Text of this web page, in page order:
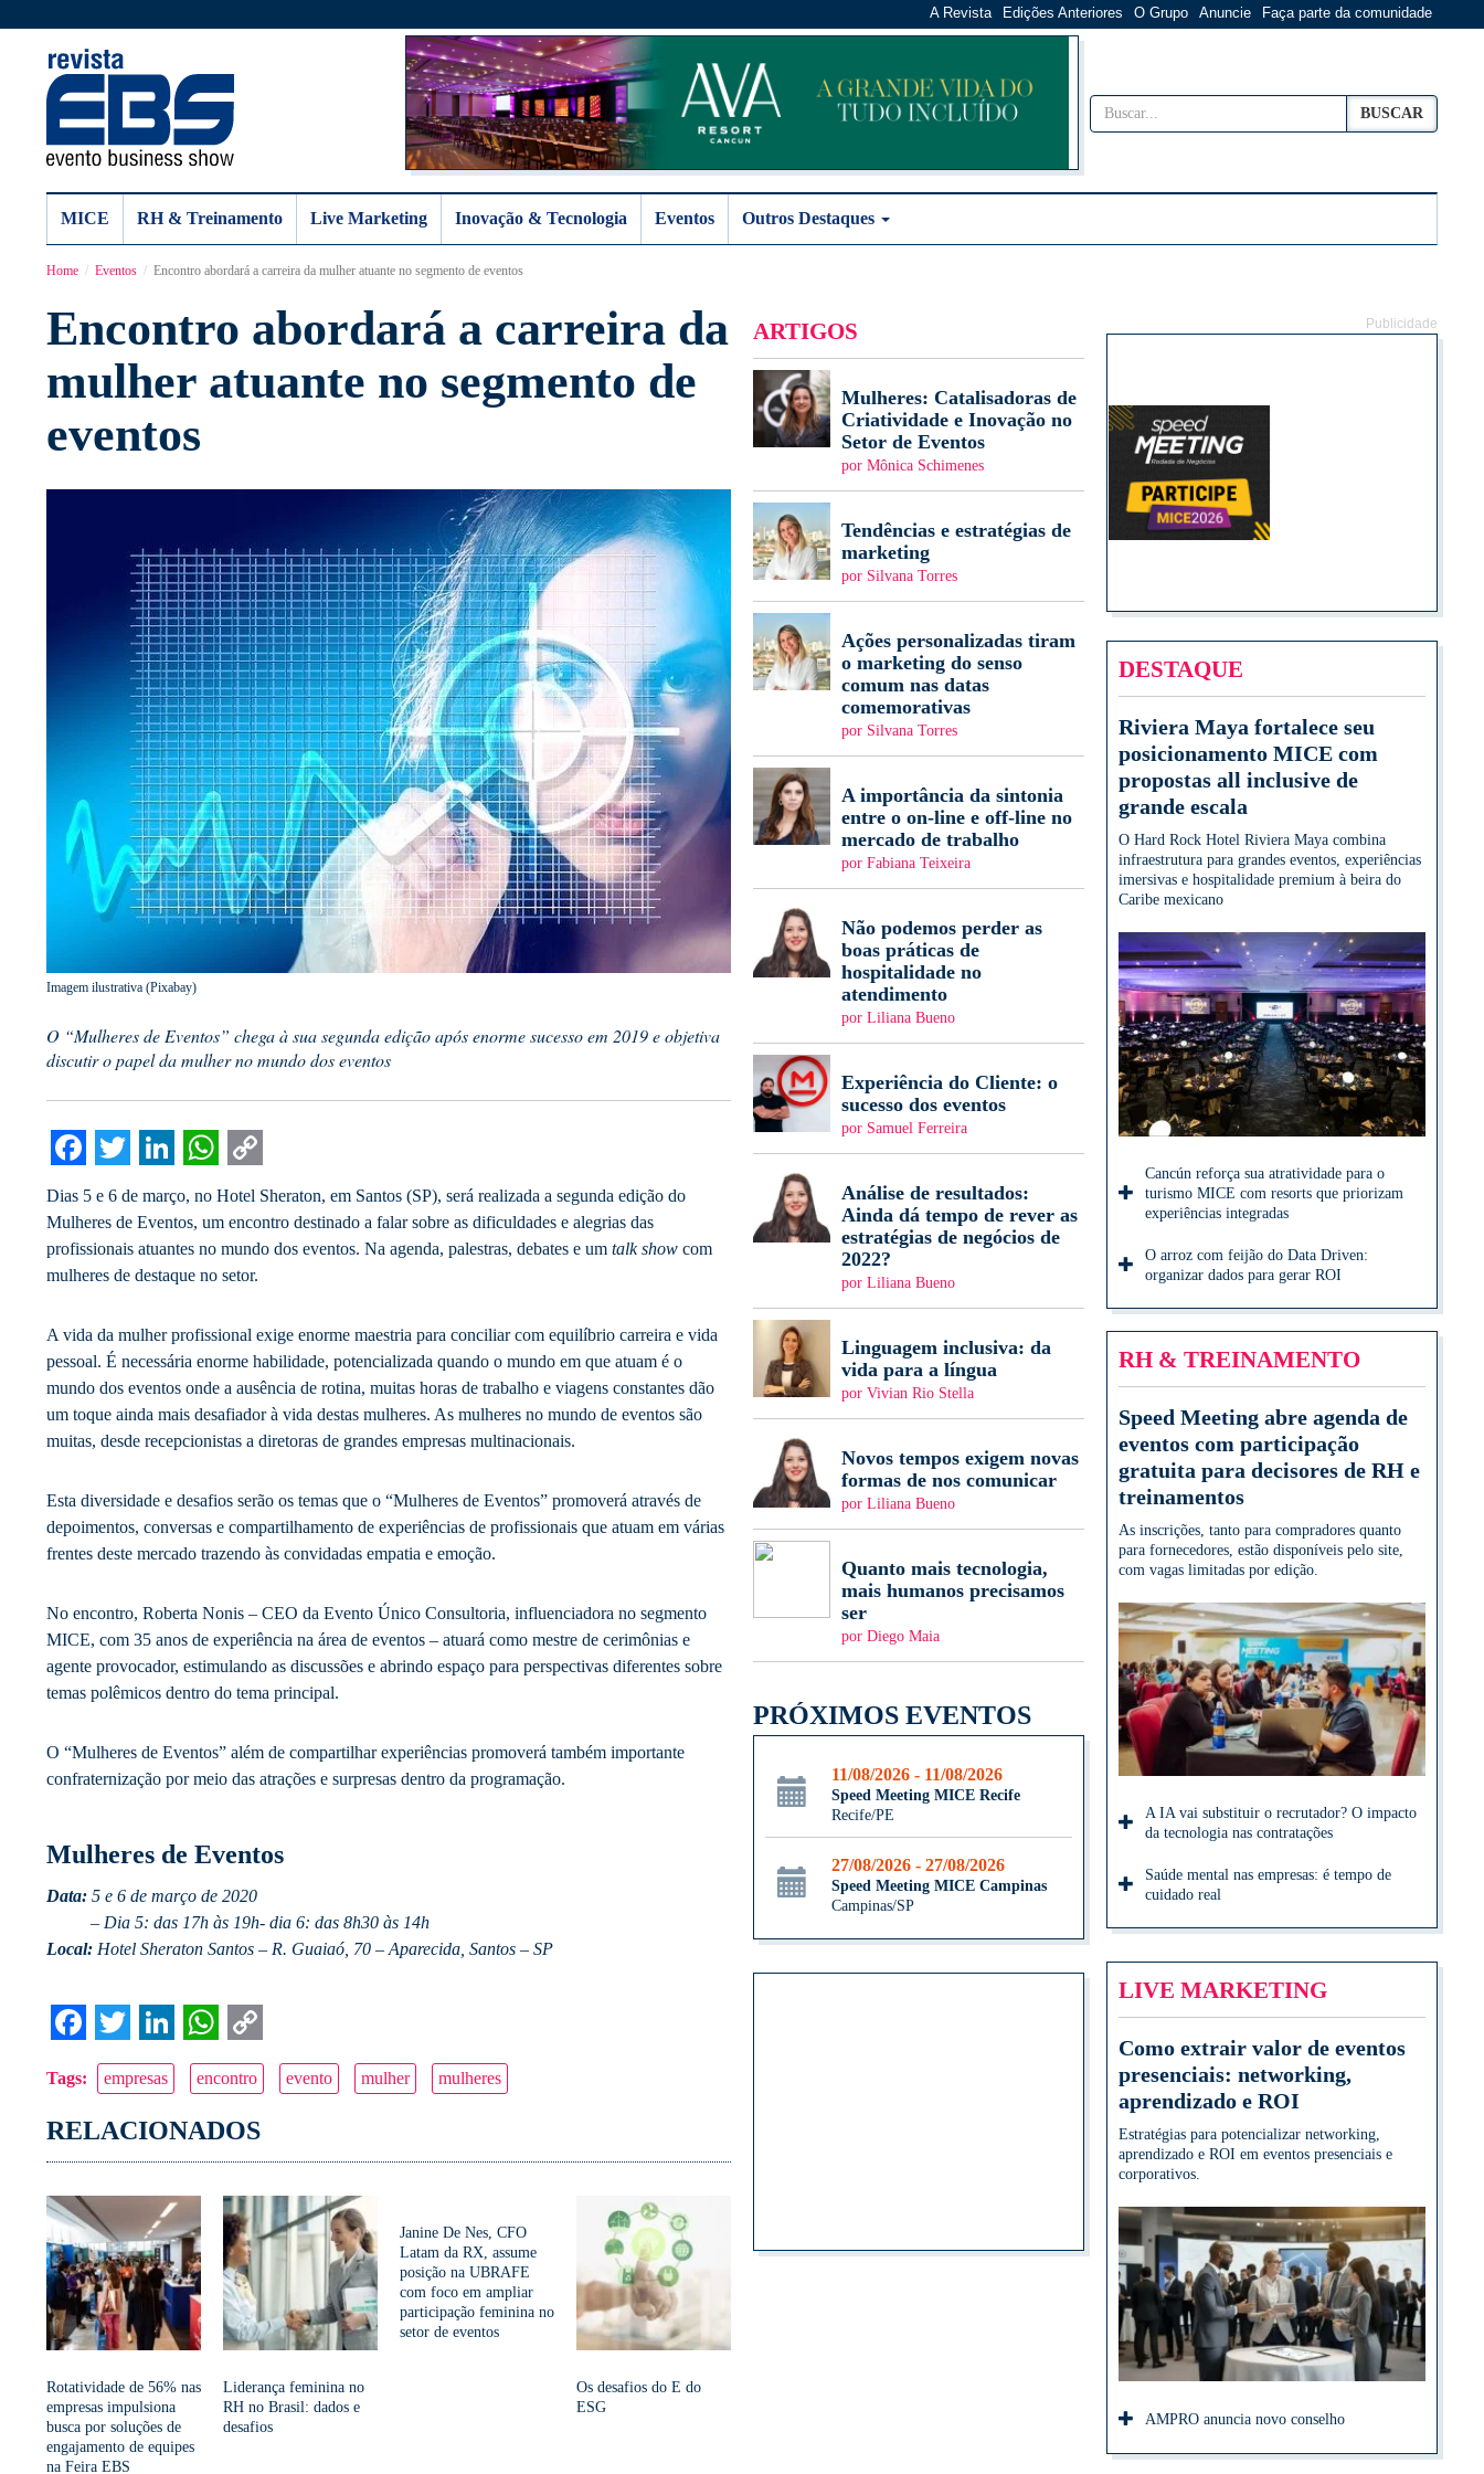
A Revista Edições Anteriores O Grupo Anuncie Faça parte da comunidade
BUSCAR
MICE RH & Treinamento Live Marketing Inovação & Tecnologia Eventos Outros Destaques
Home Eventos Encontro abordará a carreira da mulher atuante no segmento de eventos
Encontro abordará a carreira da
mulher atuante no segmento de
eventos
Imagem ilustrativa (Pixabay)
O “Mulheres de Eventos” chega à sua segunda edição após enorme sucesso em 2019 e objetiva
discutir o papel da mulher no mundo dos eventos
Facebook
Twitter
LinkedIn
WhatsApp
Copy
Link
Dias 5 e 6 de março, no Hotel Sheraton, em Santos (SP), será realizada a segunda edição do
Mulheres de Eventos, um encontro destinado a falar sobre as dificuldades e alegrias das
profissionais atuantes no mundo dos eventos. Na agenda, palestras, debates e um talk show com
mulheres de destaque no setor.
A vida da mulher profissional exige enorme maestria para conciliar com equilíbrio carreira e vida
pessoal. É necessária enorme habilidade, potencializada quando o mundo em que atuam é o
mundo dos eventos onde a ausência de rotina, muitas horas de trabalho e viagens constantes dão
um toque ainda mais desafiador à vida destas mulheres. As mulheres no mundo de eventos são
muitas, desde recepcionistas a diretoras de grandes empresas multinacionais.
Esta diversidade e desafios serão os temas que o “Mulheres de Eventos” promoverá através de
depoimentos, conversas e compartilhamento de experiências de profissionais que atuam em várias
frentes deste mercado trazendo às convidadas empatia e emoção.
No encontro, Roberta Nonis – CEO da Evento Único Consultoria, influenciadora no segmento
MICE, com 35 anos de experiência na área de eventos – atuará como mestre de cerimônias e
agente provocador, estimulando as discussões e abrindo espaço para perspectivas diferentes sobre
temas polêmicos dentro do tema principal.
O “Mulheres de Eventos” além de compartilhar experiências promoverá também importante
confraternização por meio das atrações e surpresas dentro da programação.
Mulheres de Eventos
Data: 5 e 6 de março de 2020
– Dia 5: das 17h às 19h- dia 6: das 8h30 às 14h
Local: Hotel Sheraton Santos – R. Guaiaó, 70 – Aparecida, Santos – SP
Facebook
Twitter
LinkedIn
WhatsApp
Copy
Link
Tags: empresas encontro evento mulher mulheres
RELACIONADOS
Rotatividade de 56% nas
empresas impulsiona
busca por soluções de
engajamento de equipes
na Feira EBS
Liderança feminina no
RH no Brasil: dados e
desafios
Janine De Nes, CFO
Latam da RX, assume
posição na UBRAFE
com foco em ampliar
participação feminina no
setor de eventos
Os desafios do E do
ESG
ARTIGOS
Mulheres: Catalisadoras de
Criatividade e Inovação no
Setor de Eventos
por Mônica Schimenes
Tendências e estratégias de
marketing
por Silvana Torres
Ações personalizadas tiram
o marketing do senso
comum nas datas
comemorativas
por Silvana Torres
A importância da sintonia
entre o on-line e off-line no
mercado de trabalho
por Fabiana Teixeira
Não podemos perder as
boas práticas de
hospitalidade no
atendimento
por Liliana Bueno
Experiência do Cliente: o
sucesso dos eventos
por Samuel Ferreira
Análise de resultados:
Ainda dá tempo de rever as
estratégias de negócios de
2022?
por Liliana Bueno
Linguagem inclusiva: da
vida para a língua
por Vivian Rio Stella
Novos tempos exigem novas
formas de nos comunicar
por Liliana Bueno
Quanto mais tecnologia,
mais humanos precisamos
ser
por Diego Maia
PRÓXIMOS EVENTOS
11/08/2026 - 11/08/2026
Speed Meeting MICE Recife
Recife/PE
27/08/2026 - 27/08/2026
Speed Meeting MICE Campinas
Campinas/SP
Publicidade
DESTAQUE
Riviera Maya fortalece seu
posicionamento MICE com
propostas all inclusive de
grande escala
O Hard Rock Hotel Riviera Maya combina
infraestrutura para grandes eventos, experiências
imersivas e hospitalidade premium à beira do
Caribe mexicano
Cancún reforça sua atratividade para o
turismo MICE com resorts que priorizam
experiências integradas
O arroz com feijão do Data Driven:
organizar dados para gerar ROI
RH & TREINAMENTO
Speed Meeting abre agenda de
eventos com participação
gratuita para decisores de RH e
treinamentos
As inscrições, tanto para compradores quanto
para fornecedores, estão disponíveis pelo site,
com vagas limitadas por edição.
A IA vai substituir o recrutador? O impacto
da tecnologia nas contratações
Saúde mental nas empresas: é tempo de
cuidado real
LIVE MARKETING
Como extrair valor de eventos
presenciais: networking,
aprendizado e ROI
Estratégias para potencializar networking,
aprendizado e ROI em eventos presenciais e
corporativos.
AMPRO anuncia novo conselho